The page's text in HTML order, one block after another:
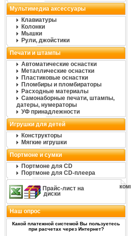
Мультимедиа аксессуары
Клавиатуры
Колонки
Мышки
Рули, джойстики
Печати и штампы
Автоматические оснастки
Металлические оснастки
Пластиковые оснастки
Пломбиры и пломбираторы
Расходные материалы
Самонаборные печати, штампы,
датеры, нумераторы
УФ принадлежности
Игрушки для детей
Конструкторы
Мягкие игрушки
Портмоне и сумки
Портмоне для CD
Портмоне для CD-плеера
Прайс-лист на
диски
Наш опрос
Какой платежной системой Вы пользуетесь
при расчетах через Интернет?